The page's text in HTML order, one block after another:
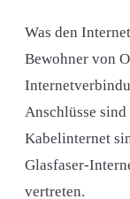
Was den
Bewohner von
Anschlüsse
Kabelinternet
Glasfaser-
vertreten.